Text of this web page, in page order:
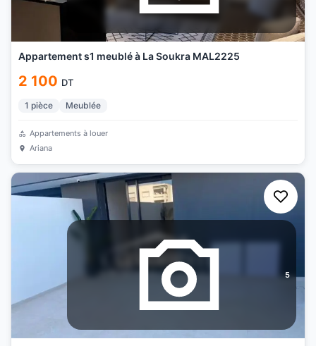
Appartement s1 meublé à La Soukra MAL2225
2 100 DT
1 pièce Meublée
Appartements à louer
Ariana
5